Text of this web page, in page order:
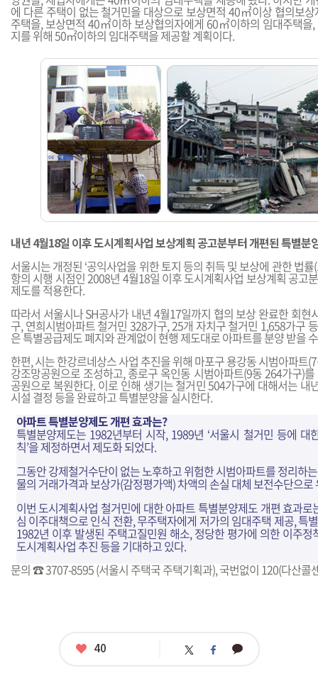
에 다른 주택이 없는 철거민을 대상으로 보상면적 40㎡이상 협의보
주택을, 보상면적 40㎡이하 보상협의자에게 60㎡이하의 임대주택을
지를 위해 50㎡이하의 임대주택을 제공할 계획이다.
내년 4월18일 이후 도시계획사업 보상계획 공고분부터 개편된 특별분
서울시는 개정된 ‘공익사업을 위한 토지 등의 취득 및 보상에 관한 법률
항의 시행 시점인 2008년 4월18일 이후 도시계획사업 보상계획 공고
제도를 적용한다.
따라서 서울시나 SH공사가 내년 4월17일까지 협의 보상 완료한 회현
구, 연희시범아파트 철거민 328가구, 25개 자치구 철거민 1,658가구
은 특별공급제도 폐지와 관계없이 현행 제도대로 아파트를 분양 받을
한편, 시는 한강르네상스 사업 추진을 위해 마포구 용강동 시범아파트
강조망공원으로 조성하고, 종로구 옥인동 시범아파트(9동 264가구)
공원으로 복원한다. 이로 인해 생기는 철거민 504가구에 대해서는 내
시설 결정 등을 완료하고 특별분양을 실시한다.
아파트 특별분양제도 개편 효과는?
특별분양제도는 1982년부터 시작, 1989년 ‘서울시 철거민 등에 대
칙’을 제정하면서 제도화 되었다.
그동안 강제철거수단이 없는 노후하고 위험한 시범아파트를 정리하
물의 거래가격과 보상가(감정평가액) 차액의 손실 대체 보전수단으로
이번 도시계획사업 철거민에 대한 아파트 특별분양제도 개편 효과
심 이주대책으로 인식 전환, 무주택자에게 저가의 임대주택 제공, 특
1982년 이후 발생된 주택고질민원 해소, 정당한 평가에 의한 이주정
도시계획사업 추진 등을 기대하고 있다.
문의 ☎ 3707-8595 (서울시 주택국 주택기획과), 국번없이 120(다산콜
좋
40 트 페 카